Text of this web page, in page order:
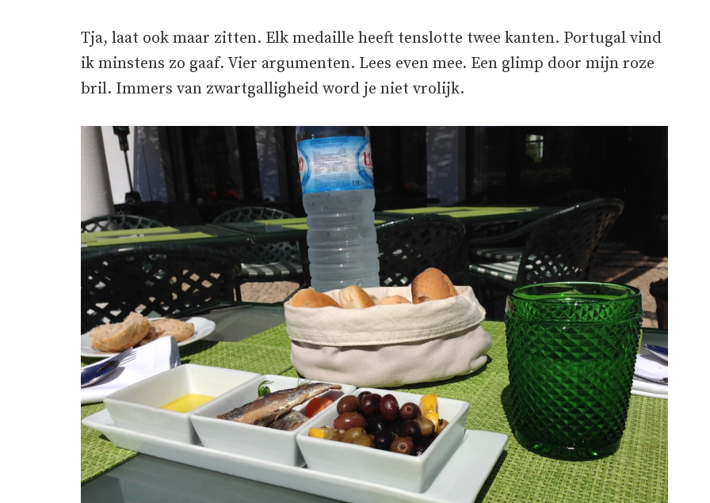
Tja, laat ook maar zitten. Elk medaille heeft tenslotte twee kanten. Portugal vind
ik minstens zo gaaf. Vier argumenten. Lees even mee. Een glimp door mijn roze
bril. Immers van zwartgalligheid word je niet vrolijk.